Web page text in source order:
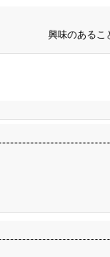
興味のあるこ